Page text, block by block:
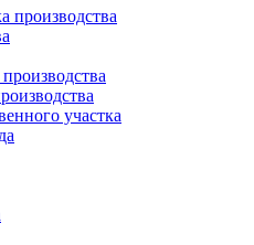
производства
участка